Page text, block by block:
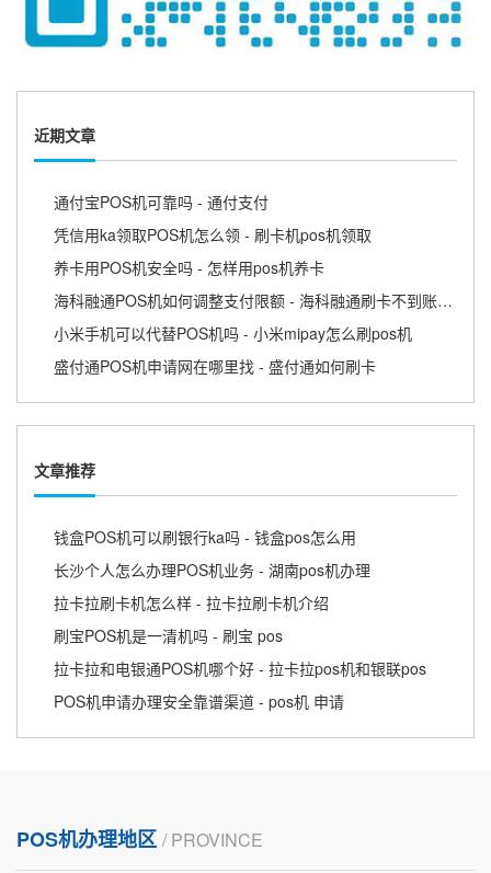
近期文章
通付宝POS机可靠吗 - 通付支付
凭信用ka领取POS机怎么领 - 刷卡机pos机领取
养卡用POS机安全吗 - 怎样用pos机养卡
海科融通POS机如何调整支付限额 - 海科融通刷卡不到账怎么办
小米手机可以代替POS机吗 - 小米mipay怎么刷pos机
盛付通POS机申请网在哪里找 - 盛付通如何刷卡
文章推荐
钱盒POS机可以刷银行ka吗 - 钱盒pos怎么用
长沙个人怎么办理POS机业务 - 湖南pos机办理
拉卡拉刷卡机怎么样 - 拉卡拉刷卡机介绍
刷宝POS机是一清机吗 - 刷宝 pos
拉卡拉和电银通POS机哪个好 - 拉卡拉pos机和银联pos
POS机申请办理安全靠谱渠道 - pos机 申请
POS机办理地区 / PROVINCE